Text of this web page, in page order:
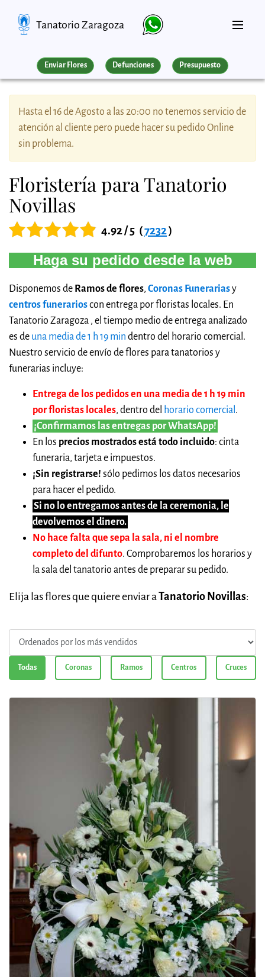
Tanatorio Zaragoza
Enviar Flores Defunciones Presupuesto
Hasta el 16 de Agosto a las 20:00 no tenemos servicio de
atención al cliente pero puede hacer su pedido Online
sin problema.
Floristería para Tanatorio
Novillas
4.92 / 5 (7232)
Haga su pedido desde la web
Disponemos de Ramos de flores, Coronas Funerariasy
centros funerarioscon entrega por floristas locales. En
Tanatorio Zaragoza , el tiempo medio de entrega analizado
es de una media de 1 h 19 min dentro del horario comercial.
Nuestro servicio de envío de flores para tanatorios y
funerarias incluye:
Entrega de los pedidos en una media de 1 h 19 min
por floristas locales, dentro del horario comercial .
¡Confirmamos las entregas por WhatsApp!
En los precios mostrados está todo incluido: cinta
funeraria, tarjeta e impuestos.
¡Sin registrarse! sólo pedimos los datos necesarios
para hacer el pedido.
Si no lo entregamos antes de la ceremonia, le
devolvemos el dinero.
No hace falta que sepa la sala, ni el nombre
completo del difunto. Comprobaremos los horarios y
la sala del tanatorio antes de preparar su pedido.
Elija las flores que quiere enviar aTanatorio Novillas:
Todas Coronas Ramos Centros Cruces